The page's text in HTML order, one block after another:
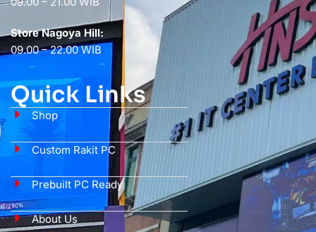
Store Nagoya Hill:
09.00 – 22.00 WIB
Quick Links
Shop
Custom Rakit PC
Prebuilt PC Ready
About Us